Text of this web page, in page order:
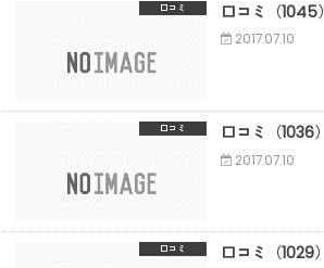
口コミ 口コミ（1045）
2017.07.10
口コミ 口コミ（1036）
2017.07.10
口コミ 口コミ（1029）